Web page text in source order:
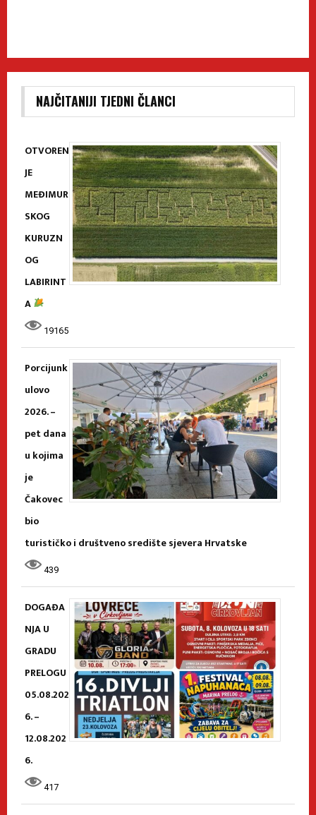
NAJČITANIJI TJEDNI ČLANCI
OTVOREN
JE
MEĐIMUR
SKOG
KURUZN
OG
LABIRINT
A
19165
Porcijunk
ulovo
2026. –
pet dana
u kojima
je
Čakovec
bio
turističko i društveno središte sjevera Hrvatske
439
DOGAĐA
NJA U
GRADU
PRELOGU
05.08.202
6. –
12.08.202
6.
417